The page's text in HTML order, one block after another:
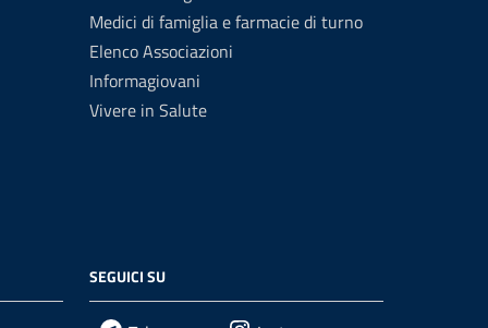
Medici di famiglia e farmacie di turno
Elenco Associazioni
Informagiovani
Vivere in Salute
SEGUICI SU